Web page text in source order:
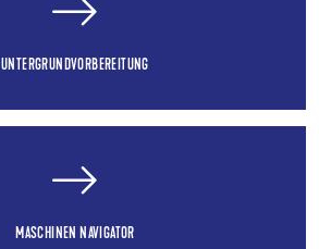
UNTERGRUNDVORBEREITUNG
MASCHINEN NAVIGATOR